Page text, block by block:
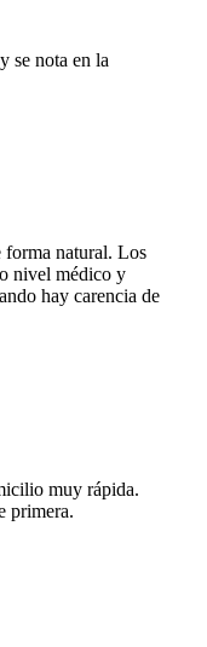
se nota en la
forma natural. Los
nivel médico y
hay carencia de
muy rápida.
primera.